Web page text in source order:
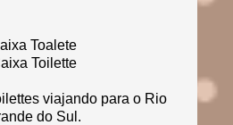
Toalete
Toilette
viajando para o Rio
do Sul.